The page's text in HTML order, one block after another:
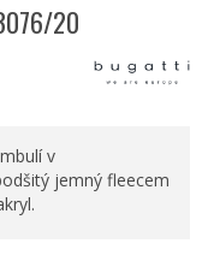
20
v
jemný fleecem